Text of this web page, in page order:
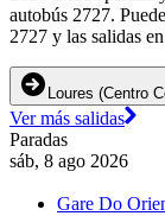
autobús 2727.
2727 y las salidas
Loures (Centro
Ver más salidas
Paradas
sáb, 8 ago 2026
Gare Do